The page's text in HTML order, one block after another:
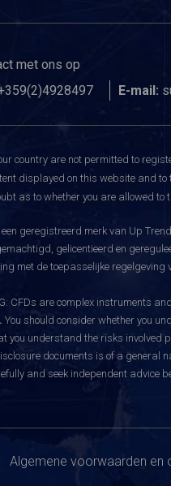
met ons op
E-mail:
country are not permitted to
displayed on this website and
as to whether you are allowed
een geregistreerd merk van Up
gelicentieerd en
met de toepasselijke
CFDs are complex instruments
You should consider whether you
you understand the risks involved
documents is of a general
and seek independent advice
Algemene voorwaarden en